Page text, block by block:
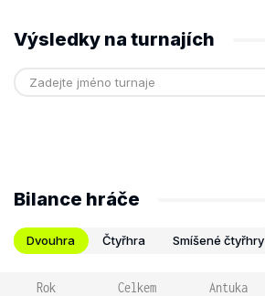
Výsledky na turnajích
Bilance hráče
Dvouhra Čtyřhra Smíšené čtyřhry
Rok Celkem Antuka